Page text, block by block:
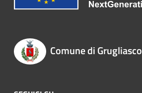
Comune di Grugliasco